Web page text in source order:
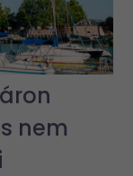
nem